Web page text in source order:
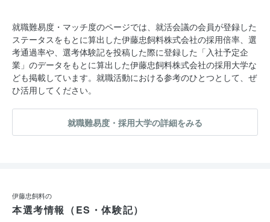
就職難易度・マッチ度のページでは、就活会議の会員が登録した
ステータスをもとに算出した伊藤忠飼料株式会社の採用倍率、選
考通過率や、選考体験記を投稿した際に登録した「入社予定企
業」のデータをもとに算出した伊藤忠飼料株式会社の採用大学な
ども掲載しています。就職活動における参考のひとつとして、ぜ
ひ活用してください。
就職難易度・採用大学の詳細をみる
伊藤忠飼料の
本選考情報（ES・体験記）